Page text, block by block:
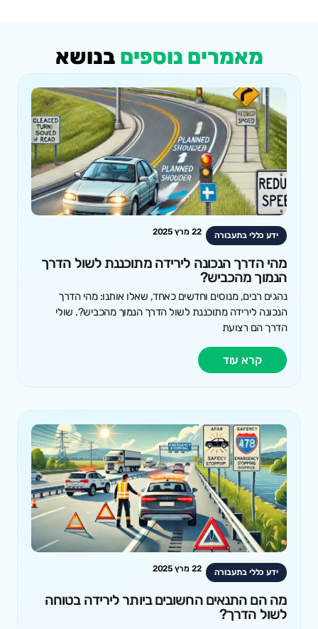
מאמרים נוספים בנושא
ידע כללי בתעבורה 22 מרץ 2025
מהי הדרך הנכונה לירידה מתוכננת לשול הדרך
הנמוך מהכביש?
נהגים רבים, מנוסים וחדשים כאחד, שאלו אותנו: מהי הדרך
הנכונה לירידה מתוכננת לשול הדרך הנמוך מהכביש?. שולי
הדרך הם רצועת
קרא עוד
ידע כללי בתעבורה 22 מרץ 2025
מה הם התנאים החשובים ביותר לירידה בטוחה
לשול הדרך?